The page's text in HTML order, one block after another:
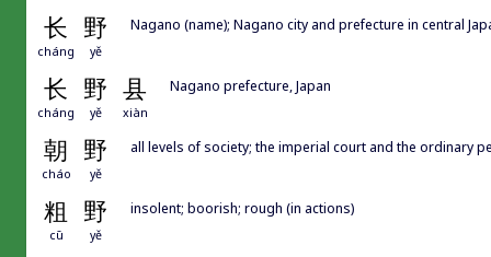
长 野
cháng yě
Nagano (name); Nagano city and prefecture in central
长 野 县
cháng yě xiàn
Nagano prefecture, Japan
朝 野
cháo yě
all levels of society; the imperial court and the ordinary
粗 野
cū yě
insolent; boorish; rough (in actions)